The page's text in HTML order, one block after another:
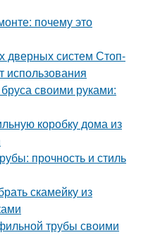
почему это
дверных систем Стоп-
своими руками:
коробку дома из
прочность и стиль
скамейку из
трубы своими